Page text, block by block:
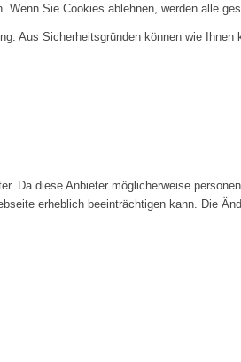
Sie Cookies ablehnen, werden alle
Aus Sicherheitsgründen können wie
Da diese Anbieter möglicherweise
erheblich beeinträchtigen kann. Die